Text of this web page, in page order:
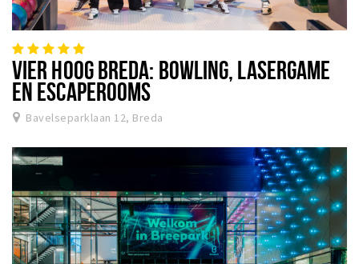
VIER HOOG BREDA: BOWLING, LASERGAME
EN ESCAPEROOMS
Bavelseparklaan 12, Breda